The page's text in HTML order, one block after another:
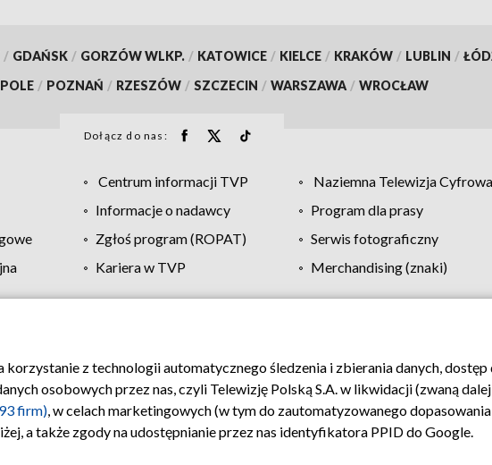
/ GDAŃSK / GORZÓW WLKP. / KATOWICE / KIELCE / KRAKÓW / LUBLIN /
/ POZNAŃ / RZESZÓW / SZCZECIN / WARSZAWA / WROCŁAW
Dołącz do nas:
Centrum informacji TVP Naziemna Telewizja Cyfrowa
Informacje o nadawcy
Program dla prasy
Zgłoś program (ROPAT)
Serwis fotograficzny
Kariera w TVP
Merchandising (znaki)
prywatności Moje zgody Pomoc Biuro reklamy Kontakt
z technologii automatycznego śledzenia i zbierania danych,
osobowych przez nas, czyli Telewizję Polską S.A. w likwidacji (zwaną dalej
firm), w celach marketingowych (w tym do zautomatyzowanego
a także zgody na udostępnianie przez nas identyfikatora PPID do Google.